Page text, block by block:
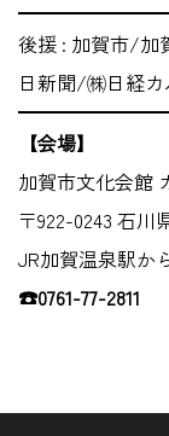
後援 : 加賀市/加
日新聞/㈱日経
【会場】
加賀市文化会館
〒922-0243 石川
JR加賀温泉駅か
☎0761-77-2811